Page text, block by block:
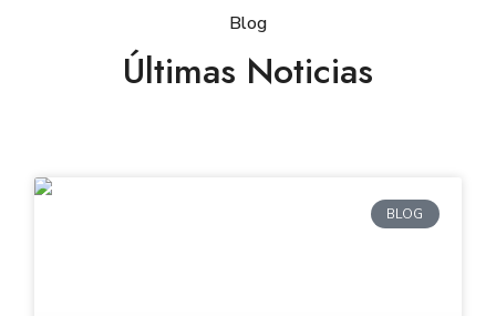
Blog
Últimas Noticias
BLOG